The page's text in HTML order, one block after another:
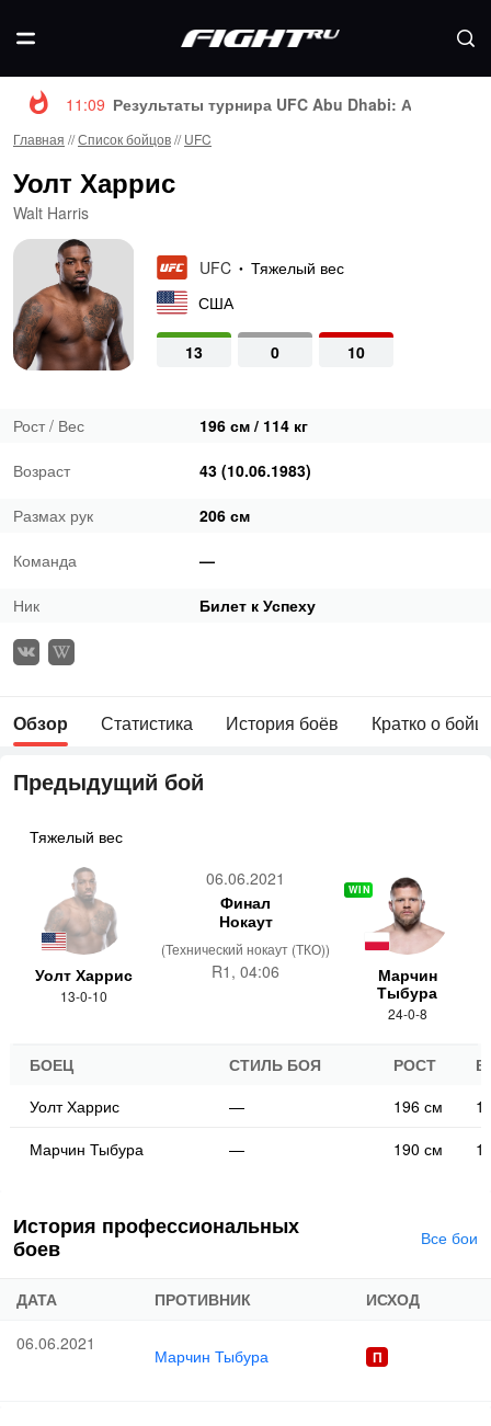
11:09 Результаты турнира UFC Abu Dhabi: Анкалаев -
Главная //Список бойцов//UFC
Уолт Харрис
Walt Harris
UFC • Тяжелый вес
США
13 0 10
Рост / Вес 196 см / 114 кг
Возраст 43 (10.06.1983)
Размах рук 206 см
Команда —
Ник Билет к Успеху
Обзор Статистика История боёв Кратко о
Предыдущий бой
Тяжелый вес
Уолт Харрис
13-0-10
06.06.2021
Финал
Нокаут
(Технический нокаут (ТКО))
R1, 04:06
WIN
Марчин
Тыбура
24-0-8
БОЕЦ СТИЛЬ БОЯ РОСТ
Уолт Харрис
— 196 см
Марчин Тыбура
— 190 см
История профессиональных
боев
Все бои
ДАТА ПРОТИВНИК
ИСХОД
06.06.2021
Марчин Тыбура